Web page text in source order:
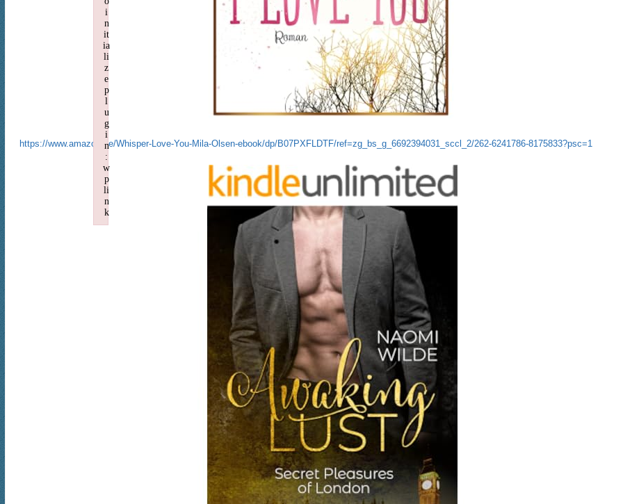
https://www.amazon.de/Whisper-Love-You-Mila-Olsen-ebook/dp/B07PXFLDTF/ref=zg_bs_g_6692394031_sccl_2/262-6241786-8175833?psc=1
i
n
it
ia
li
z
e
p
l
u
g
i
n
:
w
p
li
n
k
Failed to initialize plugin: wplink